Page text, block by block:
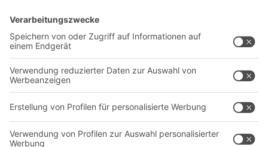
Lösungen
Intralogistiklösungen
Regalsysteme
Transportsysteme
Dienstleistungen
Kontaktformular
UnternehmenFollow us